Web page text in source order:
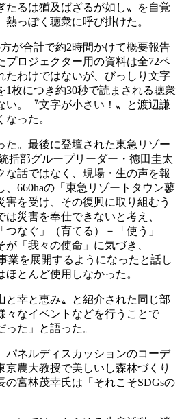
たるは猶及ばざるが如し〟を自覚
熱っぽく聴衆に呼び掛けた。
が合計で約2時間かけて概要報告
プロジェクター用の資料は全72ペ
たわけではないが、びっしり文字
1枚につき約30秒で読まされる聴衆
い。〝文字が小さい！〟と渡辺謙
った。
。最後に登壇された東急リゾー
括部グループリーダー・徳田圭太
な話ではなく、現場・生の声を報
、660haの「東急リゾートタウン蓼
害を受け、その復興に取り組むう
災害を奉仕できないと考え、
つなぐ」（育てる）－「使う」
が「我々の使命」に気づき、
業を展開するようになったと話し
とんど使用しなかった。
幸と恵み〟と紹介された同じ部
々なイベントなどを行うことで
った」と語った。
ネルディスカッションのコーデ
京農大教授で美しいし森林づくり
の宮林茂幸氏は「それこそSDGsの